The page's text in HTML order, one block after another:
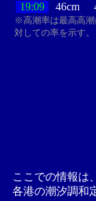
19:09
46cm
※高潮率は最高高潮
対しての率を示す。
ここでの情報は
各港の潮汐調和